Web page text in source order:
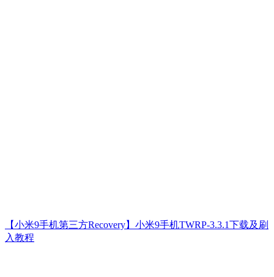
【小米9手机第三方Recovery】小米9手机TWRP-3.3.1下载及刷
入教程